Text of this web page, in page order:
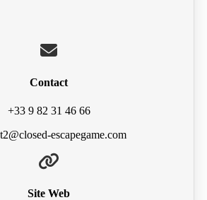
Contact
+33 9 82 31 46 66
escapegame.com
Site Web